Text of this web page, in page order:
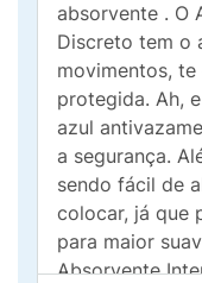
absorvente . O
Discreto tem o
movimentos,
protegida. Ah,
azul
a segurança.
sendo fácil de
colocar, já que
para maior
Absorvente